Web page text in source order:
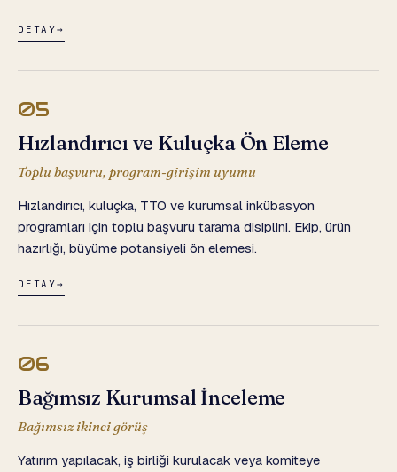
DETAY→
05
Hızlandırıcı ve Kuluçka Ön Eleme
Toplu başvuru, program-girişim uyumu
Hızlandırıcı, kuluçka, TTO ve kurumsal inkübasyon
programları için toplu başvuru tarama disiplini. Ekip, ürün
hazırlığı, büyüme potansiyeli ön elemesi.
DETAY→
06
Bağımsız Kurumsal İnceleme
Bağımsız ikinci görüş
Yatırım yapılacak, iş birliği kurulacak veya komiteye